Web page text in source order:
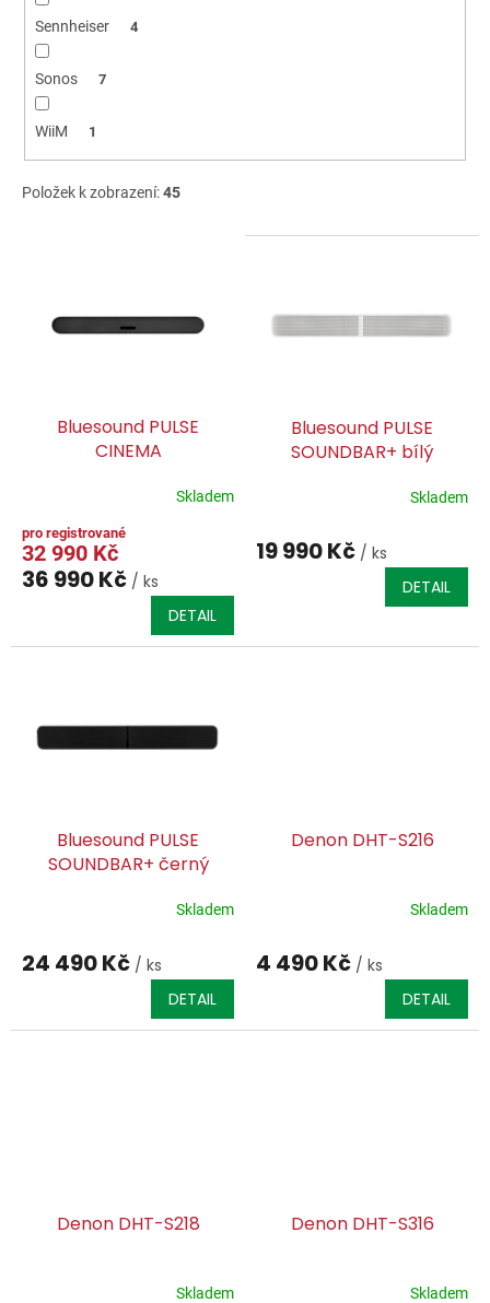
Sennheiser 4
Sonos 7
WiiM 1
Položek k zobrazení:45
ů
Bluesound PULSE
CINEMA
Skladem
32 990 Kč
36 990 Kč / ks
DETAIL
Bluesound PULSE
SOUNDBAR+ bílý
Skladem
19 990 Kč / ks
DETAIL
Bluesound PULSE
SOUNDBAR+ černý
Skladem
24 490 Kč / ks
DETAIL
Denon DHT-S216
Skladem
4 490 Kč / ks
DETAIL
Denon DHT-S218
Skladem
Denon DHT-S316
Skladem